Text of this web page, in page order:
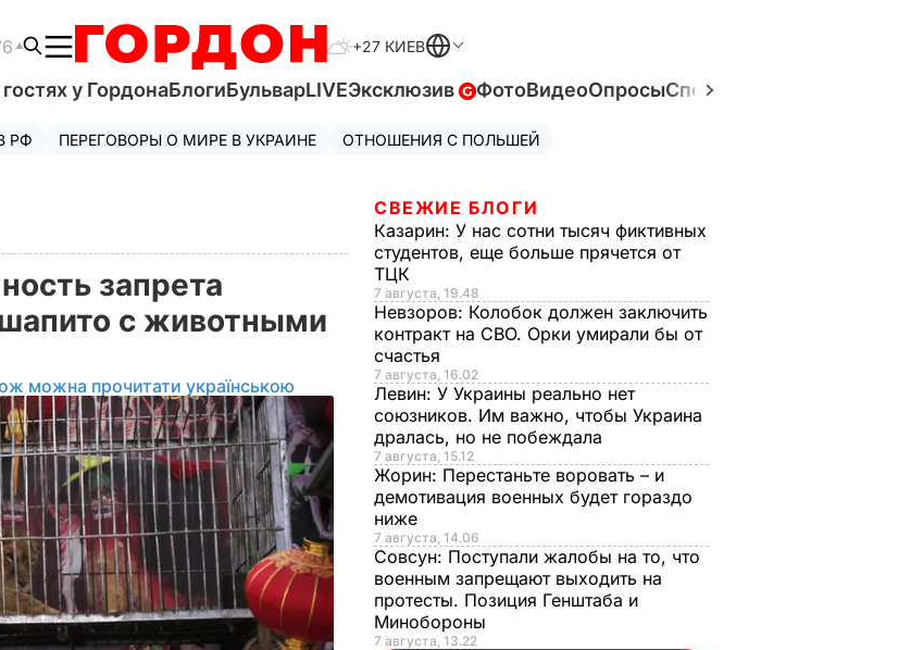
+27 КИЕВ
у ГордонаБлогиБульварLIVEЭксклюзив ФотоВидеоОпросыСпецпроекты
РФ ПЕРЕГОВОРЫ О МИРЕ В УКРАИНЕ ОТНОШЕНИЯ С ПОЛЬШЕЙ
запрета
с животными
можна прочитати українською
СВЕЖИЕ БЛОГИ
Казарин: У нас сотни тысяч фиктивных
студентов, еще больше прячется от
ТЦК
7 августа, 19.48
Невзоров: Колобок должен заключить
контракт на СВО. Орки умирали бы от
счастья
7 августа, 16.02
Левин: У Украины реально нет
союзников. Им важно, чтобы Украина
дралась, но не побеждала
7 августа, 15.12
Жорин: Перестаньте воровать – и
демотивация военных будет гораздо
ниже
7 августа, 14.06
Совсун: Поступали жалобы на то, что
военным запрещают выходить на
протесты. Позиция Генштаба и
Минобороны
7 августа, 13.22